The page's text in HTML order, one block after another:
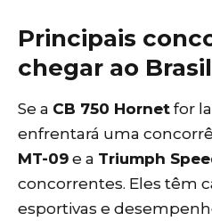
Principais
chegar ao Brasil
Se a CB 750 Hornet for
enfrentará uma
MT-09 e a Triumph
concorrentes. Eles têm
esportivas e